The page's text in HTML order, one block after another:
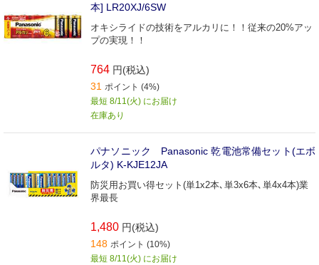
本] LR20XJ/6SW
オキシライドの技術をアルカリに！！従来の20%アッ
プの実現！！
764 円(税込)
31 ポイント (4%)
最短 8/11(火) にお届け
在庫あり
パナソニック Panasonic 乾電池常備セット(エボ
ルタ) K-KJE12JA
防災用お買い得セット(単1x2本､単3x6本､単4x4本)業
界最長
1,480 円(税込)
148 ポイント (10%)
最短 8/11(火) にお届け